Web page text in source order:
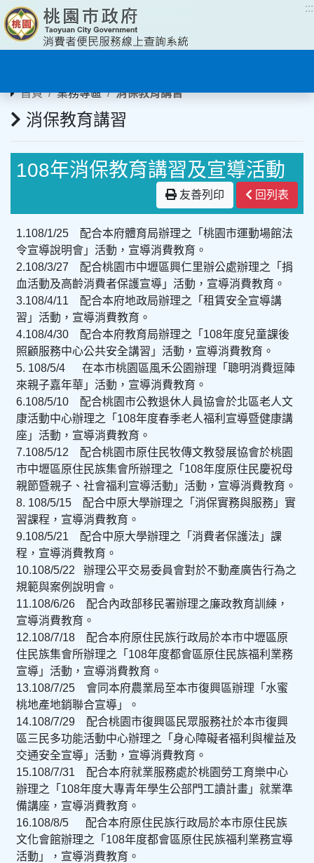
:::
首頁 業務專區 消保教育講習
消保教育講習
108年消保教育講習及宣導活動
友善列印 回列表
1.108/1/25 配合本府體育局辦理之「桃園市運動場館法
令宣導說明會」活動，宣導消費教育。
2.108/3/27 配合桃園市中壢區興仁里辦公處辦理之「捐
血活動及高齡消費者保護宣導」活動，宣導消費教育。
3.108/4/11 配合本府地政局辦理之「租賃安全宣導講
習」活動，宣導消費教育。
4.108/4/30 配合本府教育局辦理之「 108年度兒童課後
照顧服務中心公共安全講習」活動，宣導消費教育。
5. 108/5/4 在本市桃園區風禾公園辦理「聰明消費逗陣
來親子嘉年華」活動，宣導消費教育。
6.108/5/10 配合桃園市公教退休人員協會於北區老人文
康活動中心辦理之「 108年度春季老人福利宣導暨健康講
座」活動，宣導消費教育。
7.108/5/12 配合桃園市原住民牧傳文教發展協會於桃園
市中壢區原住民族集會所辦理之「 108年度原住民慶祝母
親節暨親子、社會福利宣導活動」活動，宣導消費教育。
8. 108/5/15 配合中原大學辦理之「消保實務與服務」實
習課程，宣導消費教育。
9.108/5/21 配合中原大學辦理之「消費者保護法」課
程，宣導消費教育。
10.108/5/22 辦理公平交易委員會對於不動產廣告行為之
規範與案例說明會。
11.108/6/26 配合內政部移民署辦理之廉政教育訓練，
宣導消費教育。
12.108/7/18 配合本府原住民族行政局於本市中壢區原
住民族集會所辦理之「 108年度都會區原住民族福利業務
宣導」活動，宣導消費教育。
13.108/7/25 會同本府農業局至本市復興區辦理「水蜜
桃地產地銷聯合宣導」。
14.108/7/29 配合桃園市復興區民眾服務社於本市復興
區三民多功能活動中心辦理之「身心障礙者福利與權益及
交通安全宣導」活動，宣導消費教育。
15.108/7/31 配合本府就業服務處於桃園勞工育樂中心
辦理之「 108年度大專青年學生公部門工讀計畫」就業準
備講座，宣導消費教育。
16.108/8/5 配合本府原住民族行政局於本市原住民族
文化會館辦理之「 108年度都會區原住民族福利業務宣導
活動」，宣導消費教育。